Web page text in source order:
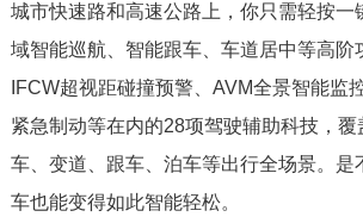
城市快速路和高速公路上，你只需轻按一
域智能巡航、智能跟车、车道居中等高阶
IFCW超视距碰撞预警、AVM全景智能监
紧急制动等在内的28项驾驶辅助科技，覆
车、变道、跟车、泊车等出行全场景。是
车也能变得如此智能轻松。